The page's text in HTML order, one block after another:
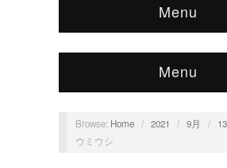
Menu
Menu
Browse: Home / 2021 / 9月 / 13
ウミウシ